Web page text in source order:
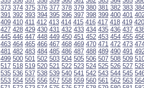
373 374 375 376 377 378 379 380 381 382 383
391 392 393 394 395 396 397 398 399 400 401
409 410 411 412 413 414 415 416 417 418 419 420
427 428 429 430 431 432 433 434 435 436 437
445 446 447 448 449 450 451 452 453 454 455
463 464 465 466 467 468 469 470 471 472 473
481 482 483 484 485 486 487 488 489 490 491
499 500 501 502 503 504 505 506 507 508 509
517 518 519 520 521 522 523 524 525 526 527
535 536 537 538 539 540 541 542 543 544 545
553 554 555 556 557 558 559 560 561 562 563